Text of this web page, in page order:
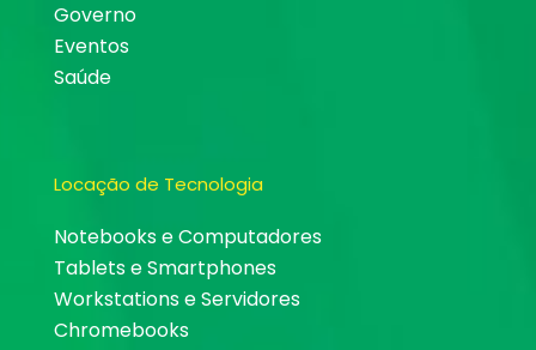
Governo
Eventos
Saúde
Locação de Tecnologia
Notebooks e Computadores
Tablets e Smartphones
Workstations e Servidores
Chromebooks